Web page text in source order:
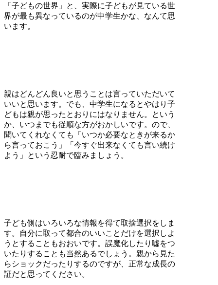
「子どもの世界」と、実際に子どもが見ている世
界が最も異なっているのが中学生かな、なんて思
います。
親はどんどん良いと思うことは言っていただいて
いいと思います。でも、中学生になるとやはり子
どもは親が思ったとおりにはなりません。という
か、いつまでも従順な方がおかしいです。ので、
聞いてくれなくても「いつか必要なときが来るか
ら言っておこう」「今すぐ出来なくても言い続け
よう」という忍耐で臨みましょう。
子ども側はいろいろな情報を得て取捨選択をしま
す。自分に取って都合のいいことだけを選択しよ
うとすることもおおいです。誤魔化したり嘘をつ
いたりすることも当然あるでしょう。親から見た
らショックだったりするのですが、正常な成長の
証だと思ってください。